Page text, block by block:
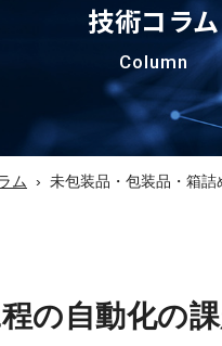
ッション
ロボットデパレタイ
（パレット荷下ろし
パラレルリンクロボ
高速ピッキングシス
技術コラム
Column
ム 未包装品・包装品・箱
の自動化の